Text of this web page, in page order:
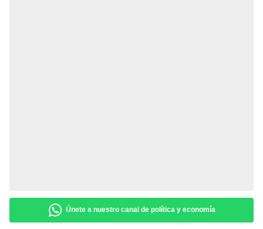
Únete a nuestro canal de política y economía